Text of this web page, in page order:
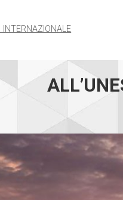
INTERNAZIONALE